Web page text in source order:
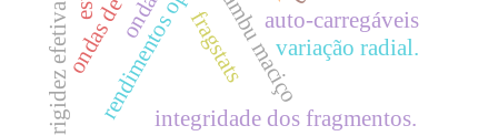
bambu maciçoauto-carregáveis
fragstats
integridade dos fragmentos.
variação radial.
rigidez efetiva